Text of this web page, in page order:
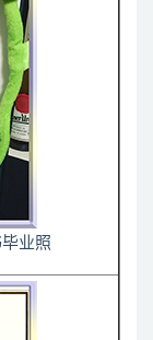
业照